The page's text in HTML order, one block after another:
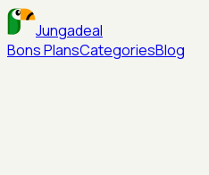
Jungadeal
Bons PlansCategoriesBlog